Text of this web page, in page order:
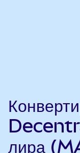
лира